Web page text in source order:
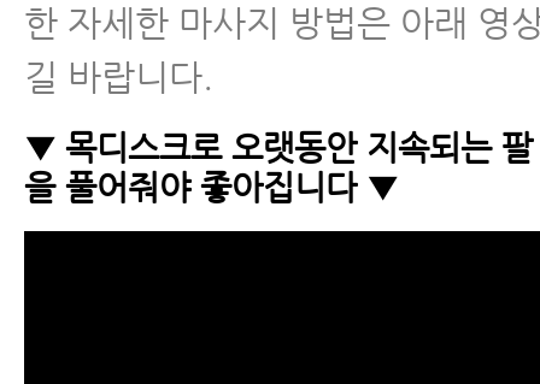
한 자세한 마사지 방법은 아래 영
길 바랍니다.
▼ 목디스크로 오랫동안 지속되는 팔
을 풀어줘야 좋아집니다 ▼